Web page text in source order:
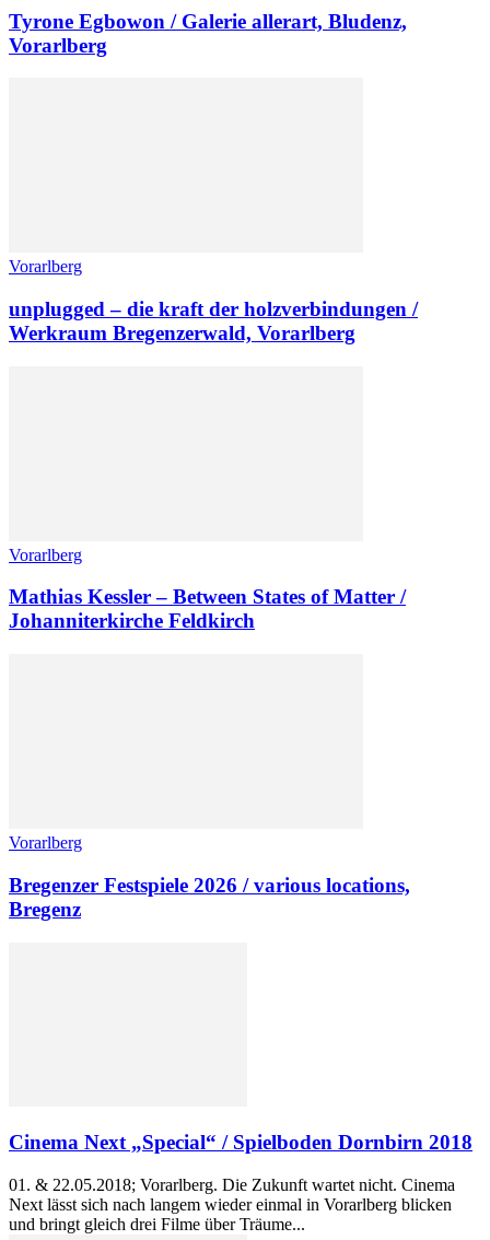
Tyrone Egbowon / Galerie allerart, Bludenz,
Vorarlberg
Vorarlberg
unplugged – die kraft der holzverbindungen /
Werkraum Bregenzerwald, Vorarlberg
Vorarlberg
Mathias Kessler – Between States of Matter /
Johanniterkirche Feldkirch
Vorarlberg
Bregenzer Festspiele 2026 / various locations,
Bregenz
Cinema Next „Special“ / Spielboden Dornbirn 2018
01. & 22.05.2018; Vorarlberg. Die Zukunft wartet nicht. Cinema
Next lässt sich nach langem wieder einmal in Vorarlberg blicken
und bringt gleich drei Filme über Träume...